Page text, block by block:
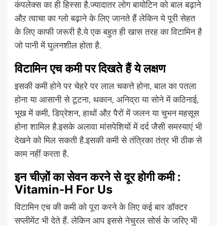
कंपलेक्स का ही हिस्सा है.ज्यादातर लोग बायोटिन को बाल बढ़ाने
औऱ त्वाचा का ग्लो बढ़ाने के लिए जानते हैं लेकिन ये पूरी सेहत
के लिए काफी जरूरी है.ये एक बहुत ही खास तरह का विटामिन है
जो पानी में घुलनशील होता है.
विटामिन एच कमी पर दिखते हैं ये लक्षण
इसकी कमी होने पर चेहरे पर लाल चकत्ते होना, बाल का पतला
होना या आसानी से टूटना, थकान, अनिद्रा या सोने में कठिनाई,
भूख में कमी, डिप्रेशन, हाथों औऱ पैरों में जलन या चुभन महसूस
होना शामिल है.इसके अलावा मांसपेशियों में दर्द जैसी समस्याएं भी
देखने को मिल सकती है.इसकी कमी से तंत्रिका तंत्र भी ठीक से
काम नहीं करता है.
इन चीज़ों का सेवन करने से दूर होगी कमी :
Vitamin-H For Us
विटामिन एच की कमी को पूरा करने के लिए कई बार डॉक्टर
सप्लीमेंट भी देते हैं. लेकिन आप इससे नेचुरल सोर्स के जरिए भी